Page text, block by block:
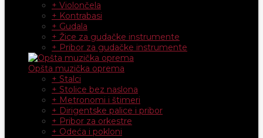
+ Violončela
+ Kontrabasi
+ Gudala
+ Žice za gudačke instrumente
+ Pribor za gudačke instrumente
Opšta muzička oprema
+ Stalci
+ Stolice bez naslona
+ Metronomi i štimeri
+ Dirigentske palice i pribor
+ Pribor za orkestre
+ Odeća i pokloni